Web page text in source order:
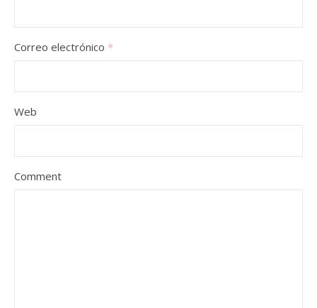
Correo electrónico *
Web
Comment